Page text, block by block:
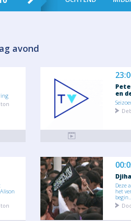
avond
en
Deze
het